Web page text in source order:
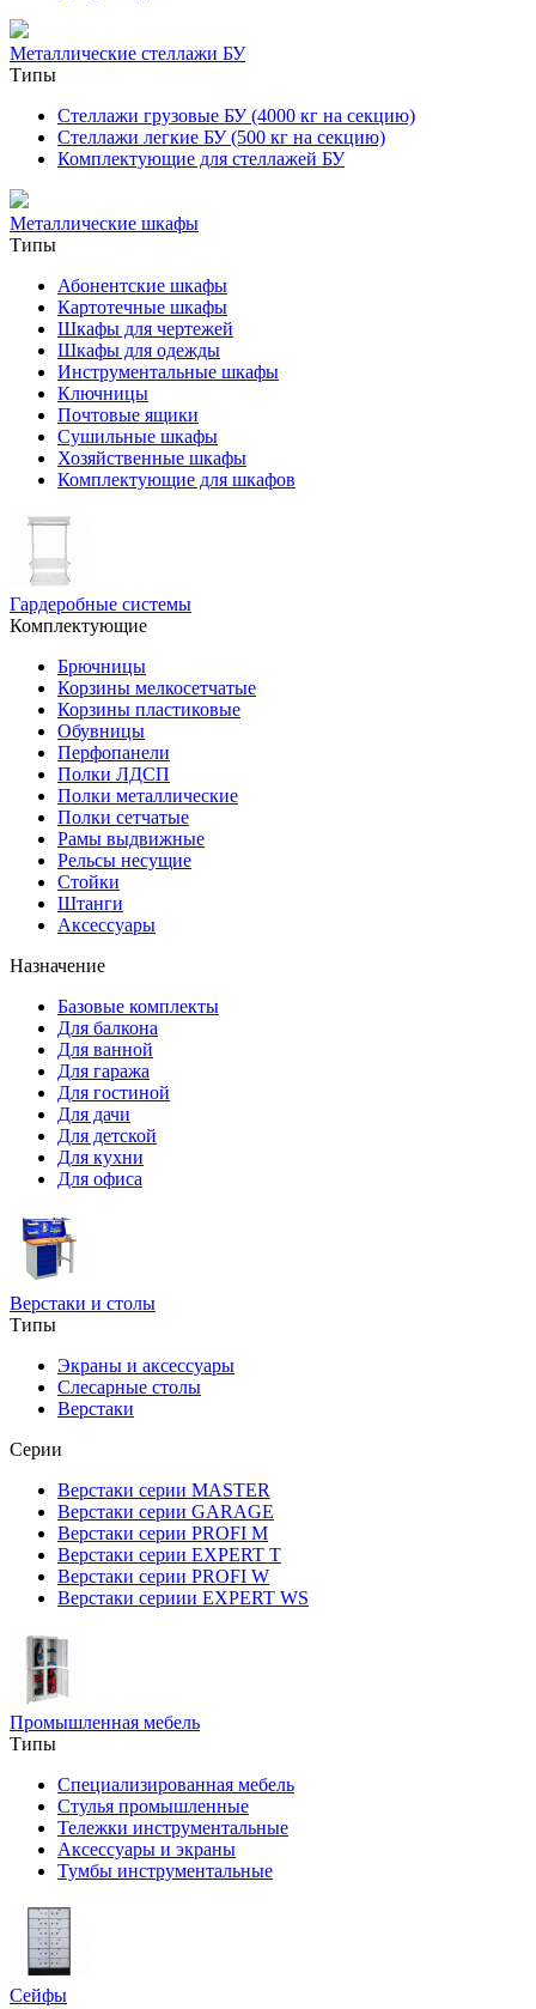
Металлические стеллажи БУ
Типы
Стеллажи грузовые БУ (4000 кг на секцию)
Стеллажи легкие БУ (500 кг на секцию)
Комплектующие для стеллажей БУ
Металлические шкафы
Типы
Абонентские шкафы
Картотечные шкафы
Шкафы для чертежей
Шкафы для одежды
Инструментальные шкафы
Ключницы
Почтовые ящики
Сушильные шкафы
Хозяйственные шкафы
Комплектующие для шкафов
Гардеробные системы
Комплектующие
Брючницы
Корзины мелкосетчатые
Корзины пластиковые
Обувницы
Перфопанели
Полки ЛДСП
Полки металлические
Полки сетчатые
Рамы выдвижные
Рельсы несущие
Стойки
Штанги
Аксессуары
Назначение
Базовые комплекты
Для балкона
Для ванной
Для гаража
Для гостиной
Для дачи
Для детской
Для кухни
Для офиса
Верстаки и столы
Типы
Экраны и аксессуары
Слесарные столы
Верстаки
Серии
Верстаки серии MASTER
Верстаки серии GARAGE
Верстаки серии PROFI M
Верстаки серии EXPERT T
Верстаки серии PROFI W
Верстаки сериии EXPERT WS
Промышленная мебель
Типы
Специализированная мебель
Стулья промышленные
Тележки инструментальные
Аксессуары и экраны
Тумбы инструментальные
Сейфы